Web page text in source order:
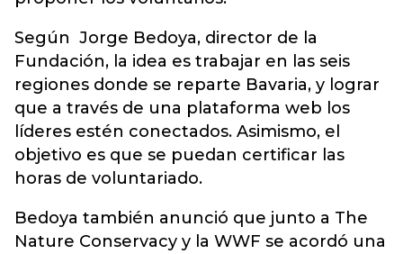
Según Jorge Bedoya, director de la
Fundación, la idea es trabajar en las seis
regiones donde se reparte Bavaria, y lograr
que a través de una plataforma web los
líderes estén conectados. Asimismo, el
objetivo es que se puedan certificar las
horas de voluntariado.
Bedoya también anunció que junto a The
Nature Conservacy y la WWF se acordó una